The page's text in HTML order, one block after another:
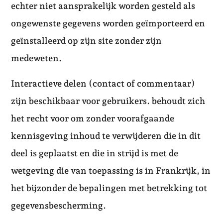
echter niet aansprakelijk worden gesteld als
ongewenste gegevens worden geïmporteerd en
geïnstalleerd op zijn site zonder zijn
medeweten.
Interactieve delen (contact of commentaar)
zijn beschikbaar voor gebruikers. behoudt zich
het recht voor om zonder voorafgaande
kennisgeving inhoud te verwijderen die in dit
deel is geplaatst en die in strijd is met de
wetgeving die van toepassing is in Frankrijk, in
het bijzonder de bepalingen met betrekking tot
gegevensbescherming.